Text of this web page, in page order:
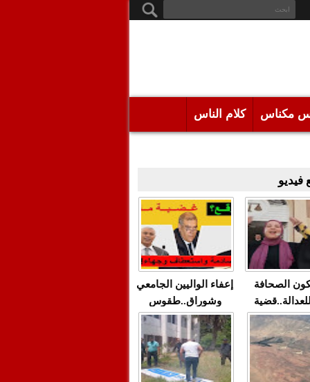
مكناس كلام الناس
فيديو
الصحافة
"مولات 88 غرزة"
حميد طولست
تزداد فيه
العنف ضد
فيه أحيانًا
إعفاء الواليين الجامعي
وشوراق..طقوس
صادمة وملتمس
"الوجهاء"؟/ صمت
وزارة الداخلية؟/أين
الوزير التوفيق؟(فيديو)